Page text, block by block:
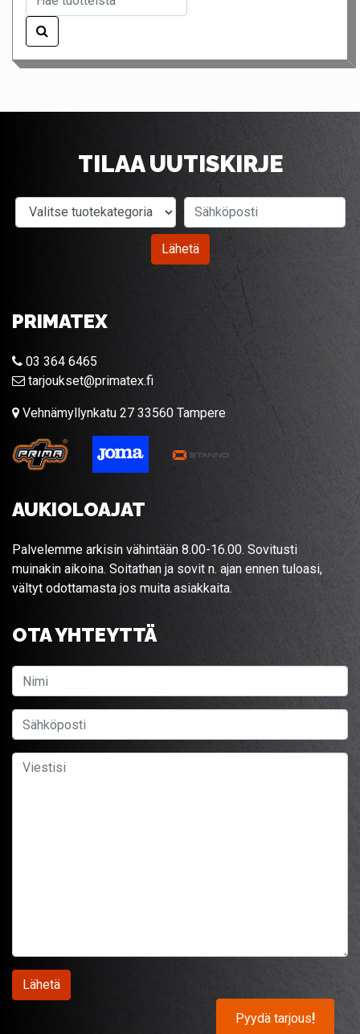
TILAA UUTISKIRJE
Valitse tuotekategoria
Lähetä
PRIMATEX
03 364 6465
tarjoukset@primatex.fi
Vehnämyllynkatu 27 33560 Tampere
AUKIOLOAJAT
Palvelemme arkisin vähintään 8.00-16.00. Sovitusti
muinakin aikoina. Soitathan ja sovit n. ajan ennen tuloasi,
vältyt odottamasta jos muita asiakkaita.
OTA YHTEYTTÄ
Pyydä tarjous!